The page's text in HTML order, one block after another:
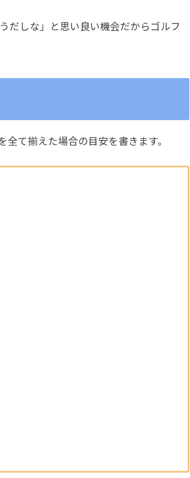
だしな」と思い良い機会だからゴルフ
て揃えた場合の目安を書きます。